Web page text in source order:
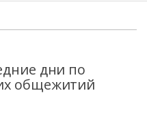
дни по
общежитий